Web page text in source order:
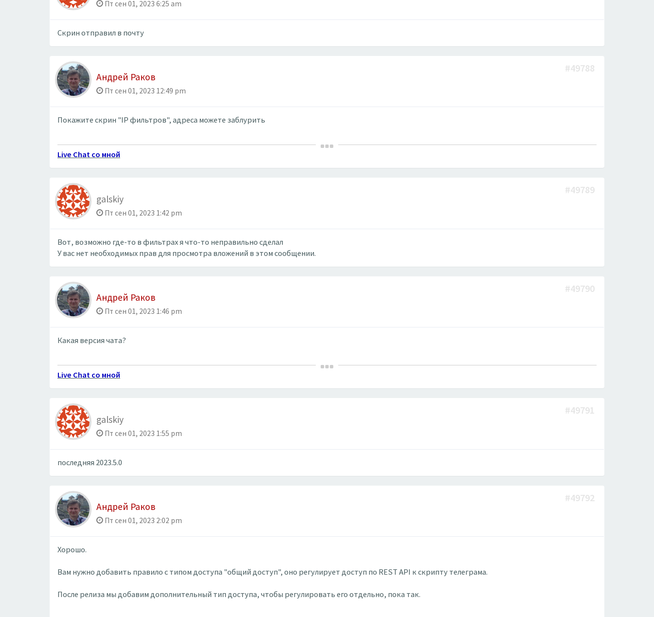
Пт сен 01, 2023 6:25 am
Скрин отправил в почту
Андрей Раков
Пт сен 01, 2023 12:49 pm
#49788
Покажите скрин "IP фильтров", адреса можете заблурить
Live Chat со мной
galskiy
Пт сен 01, 2023 1:42 pm
#49789
Вот, возможно где-то в фильтрах я что-то неправильно сделал
У вас нет необходимых прав для просмотра вложений в этом сообщении.
Андрей Раков
Пт сен 01, 2023 1:46 pm
#49790
Какая версия чата?
Live Chat со мной
galskiy
Пт сен 01, 2023 1:55 pm
#49791
последняя 2023.5.0
Андрей Раков
Пт сен 01, 2023 2:02 pm
#49792
Хорошо.
Вам нужно добавить правило с типом доступа "общий доступ", оно регулирует доступ по REST API к скрипту телеграма.
После релиза мы добавим дополнительный тип доступа, чтобы регулировать его отдельно, пока так.